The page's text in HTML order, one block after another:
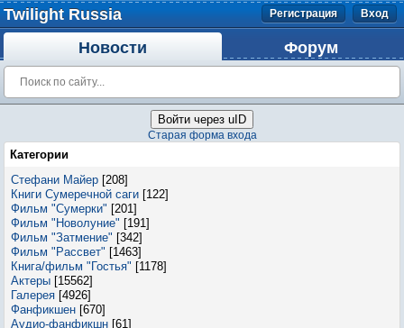
Twilight Russia Регистрация Вход
Новости Форум
Войти через uID
Старая форма входа
Категории
Стефани Майер [208]
Книги Сумеречной саги [122]
Фильм "Сумерки" [201]
Фильм "Новолуние" [191]
Фильм "Затмение" [342]
Фильм "Рассвет" [1463]
Книга/фильм "Гостья" [1178]
Актеры [15562]
Галерея [4926]
Фанфикшен [670]
Аудио-фанфикшн [61]